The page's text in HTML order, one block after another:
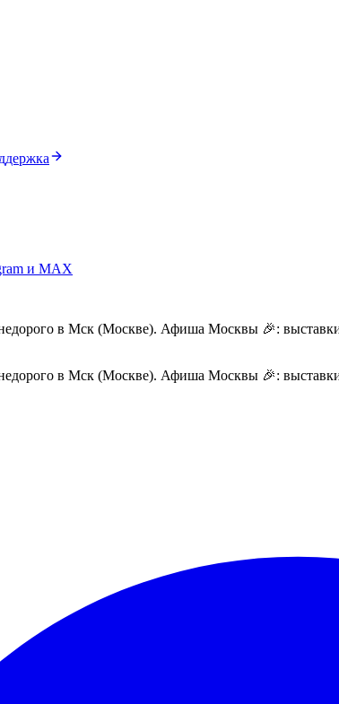
и MAX
в Мск (Москве). Афиша Москвы 🎉:
в Мск (Москве). Афиша Москвы 🎉: